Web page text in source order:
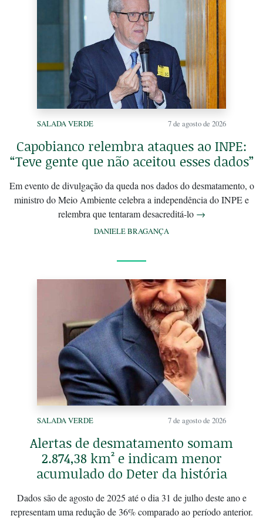
SALADA VERDE 7 de agosto de 2026
Capobianco relembra ataques ao INPE:
“Teve gente que não aceitou esses dados”
Em evento de divulgação da queda nos dados do desmatamento, o
ministro do Meio Ambiente celebra a independência do INPE e
relembra que tentaram desacreditá-lo →
DANIELE BRAGANÇA
SALADA VERDE 7 de agosto de 2026
Alertas de desmatamento somam
2.874,38 km² e indicam menor
acumulado do Deter da história
Dados são de agosto de 2025 até o dia 31 de julho deste ano e
representam uma redução de 36% comparado ao período anterior.